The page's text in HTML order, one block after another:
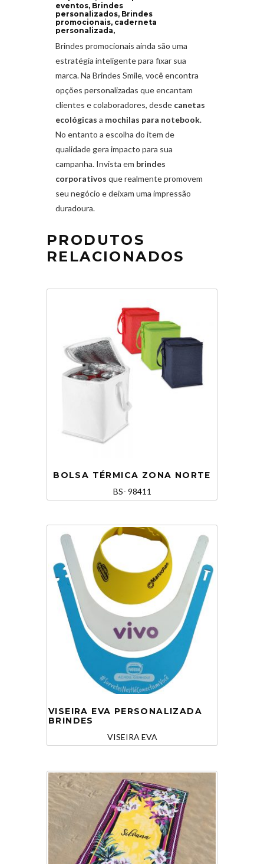
eventos, Brindes
personalizados, Brindes
promocionais, caderneta
personalizada,
Brindes promocionais ainda são uma
estratégia inteligente para fixar sua
marca. Na Brindes Smile, você encontra
opções personalizadas que encantam
clientes e colaboradores, desde canetas
ecológicas a mochilas para notebook.
No entanto a escolha do item de
qualidade gera impacto para sua
campanha. Invista em brindes
corporativos que realmente promovem
seu negócio e deixam uma impressão
duradoura.
PRODUTOS
RELACIONADOS
BOLSA TÉRMICA ZONA NORTE
BS- 98411
VISEIRA EVA PERSONALIZADA
BRINDES
VISEIRA EVA